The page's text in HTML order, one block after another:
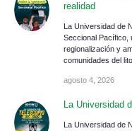
realidad
La Universidad de
Seccional Pacífico,
regionalización y
comunidades del
agosto 4, 2026
La Universidad
La Universidad de